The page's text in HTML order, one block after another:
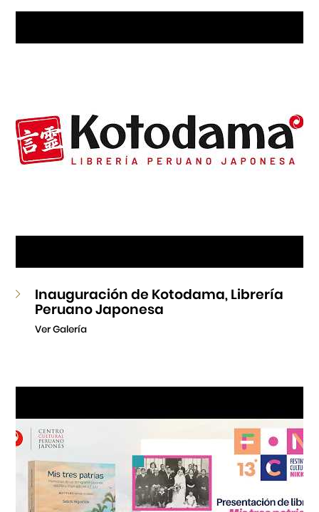
Inauguración de Kotodama, Librería
Peruano Japonesa
Ver Galería